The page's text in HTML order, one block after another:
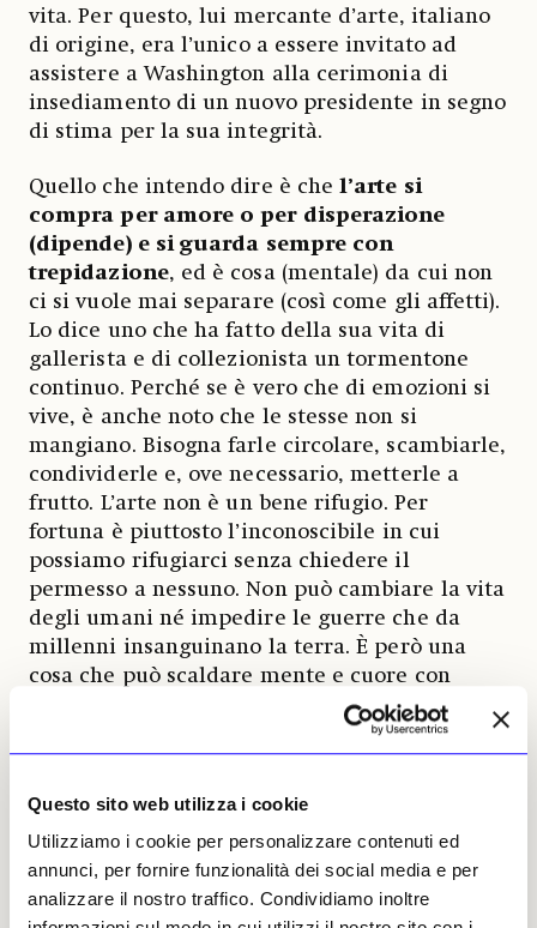
Questo sito web utilizza i cookie
Utilizziamo i cookie per personalizzare contenuti ed
annunci, per fornire funzionalità dei social media e per
analizzare il nostro traffico. Condividiamo inoltre
vita. Per questo, lui mercante d’arte, italiano
di origine, era l’unico a essere invitato ad
assistere a Washington alla cerimonia di
insediamento di un nuovo presidente in segno
di stima per la sua integrità.
Quello che intendo dire è chel’arte si
compra per amore o per disperazione
(dipende) e si guarda sempre con
trepidazione, ed è cosa (mentale) da cui non
ci si vuole mai separare (così come gli affetti).
Lo dice uno che ha fatto della sua vita di
gallerista e di collezionista un tormentone
continuo. Perché se è vero che di emozioni si
vive, è anche noto che le stesse non si
mangiano. Bisogna farle circolare, scambiarle,
condividerle e, ove necessario, metterle a
frutto. L’arte non è un bene rifugio. Per
fortuna è piuttosto l’inconoscibile in cui
possiamo rifugiarci senza chiedere il
permesso a nessuno. Non può cambiare la vita
degli umani né impedire le guerre che da
millenni insanguinano la terra. È però una
cosa che può scaldare mente e cuore con
effetti curativi, se lo si vuole. Io, nevrotico ero
e nevrotico sono, ma tremo al pensiero di che
cosa sarebbe stato di me senza l’immersione
primordiale, ma è altrettanto potente.
Dunque si compra l’arte per consolazione, per
contemplazione e non bisogna aspettarsi